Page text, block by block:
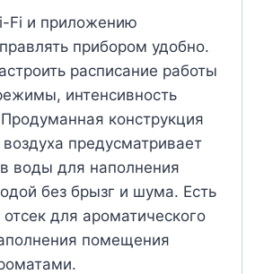
Fi и приложению
прибором удобно.
расписание работы
интенсивность
конструкция
предусматривает
воды для наполнения
без брызг и шума. Есть
для ароматического
помещения